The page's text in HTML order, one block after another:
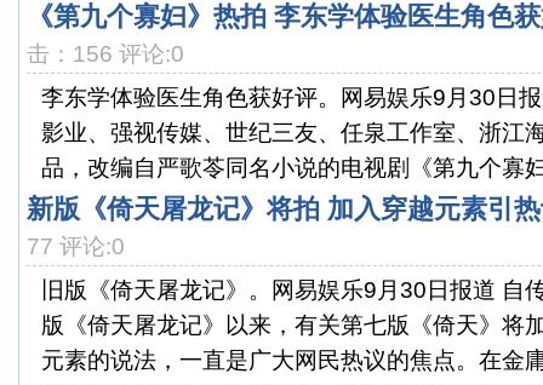
《第九个寡妇》热拍 李东学体验医生角色
击：156 评论:0
李东学体验医生角色获好评。网易娱乐9月30日
影业、强视传媒、世纪三友、任泉工作室、浙江
品，改编自严歌苓同名小说的电视剧《第九个寡
新版《倚天屠龙记》将拍 加入穿越元素引
77 评论:0
旧版《倚天屠龙记》。网易娱乐9月30日报道 自
版《倚天屠龙记》以来，有关第七版《倚天》将
元素的说法，一直是广大网民热议的焦点。在金